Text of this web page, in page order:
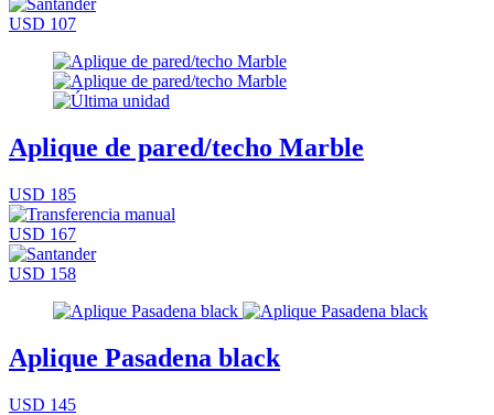
USD 107
Aplique de pared/techo Marble
USD 185
USD 167
USD 158
Aplique Pasadena black
USD 145